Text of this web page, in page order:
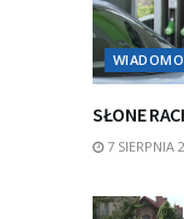
SŁONE
7 SIERPNIA